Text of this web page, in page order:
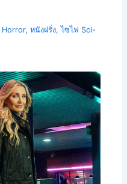
,หนังฝรั่ง,ไซไฟ Sci-